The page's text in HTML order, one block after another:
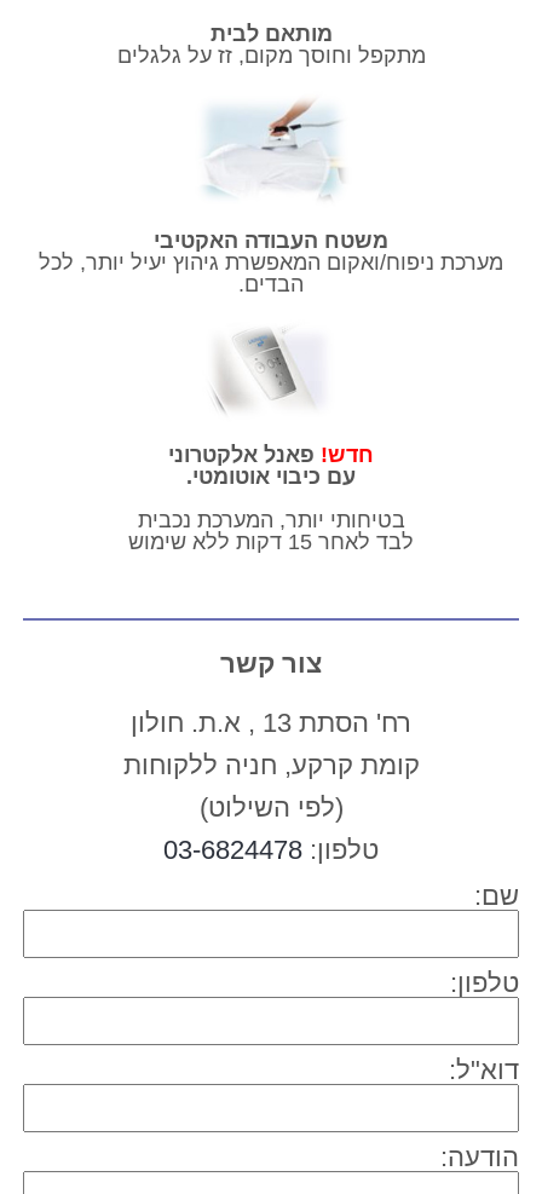
מותאם לבית
מתקפל וחוסך מקום, זז על גלגלים
משטח העבודה האקטיבי
מערכת ניפוח/ואקום המאפשרת גיהוץ יעיל יותר, לכל
הבדים.
חדש! פאנל אלקטרוני
עם כיבוי אוטומטי.
בטיחותי יותר, המערכת נכבית
לבד לאחר 15 דקות ללא שימוש
צור קשר
רח' הסתת 13 , א.ת. חולון
קומת קרקע, חניה ללקוחות
(לפי השילוט)
טלפון: 03-6824478
שם:
טלפון:
דוא"ל:
הודעה: